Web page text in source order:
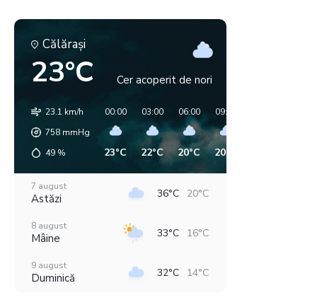
Călăraşi
23°C Cer acoperit de nori
23.1 km/h
758 mmHg
49 %
00:00
23°C
03:00
22°C
06:00
20°C
09:00
20°C
7 august
Astăzi 36°C 20°C
8 august
Mâine 33°C 16°C
9 august
Duminică 32°C 14°C